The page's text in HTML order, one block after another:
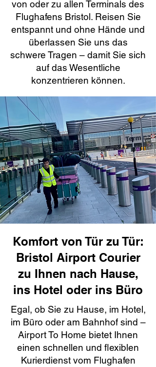
von oder zu allen Terminals des
Flughafens Bristol. Reisen Sie
entspannt und ohne Hände und
überlassen Sie uns das
schwere Tragen – damit Sie sich
auf das Wesentliche
konzentrieren können.
Komfort von Tür zu Tür:
Bristol Airport Courier
zu Ihnen nach Hause,
ins Hotel oder ins Büro
Egal, ob Sie zu Hause, im Hotel,
im Büro oder am Bahnhof sind –
Airport To Home bietet Ihnen
einen schnellen und flexiblen
Kurierdienst vom Flughafen